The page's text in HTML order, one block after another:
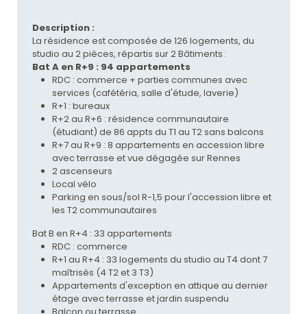
Description :
La résidence est composée de 126 logements, du
studio au 2 pièces, répartis sur 2 Bâtiments :
Bat A en R+9 : 94 appartements
RDC : commerce + parties communes avec
services (cafétéria, salle d'étude, laverie)
R+1 : bureaux
R+2 au R+6 : résidence communautaire
(étudiant) de 86 appts du T1 au T2 sans balcons
R+7 au R+9 : 8 appartements en accession libre
avec terrasse et vue dégagée sur Rennes
2 ascenseurs
Local vélo
Parking en sous/sol R-1,5 pour l'accession libre et
les T2 communautaires
Bat B en R+4 : 33 appartements
RDC : commerce
R+1 au R+4 : 33 logements du studio au T4 dont 7
maîtrisés (4 T2 et 3 T3)
Appartements d'exception en attique au dernier
étage avec terrasse et jardin suspendu